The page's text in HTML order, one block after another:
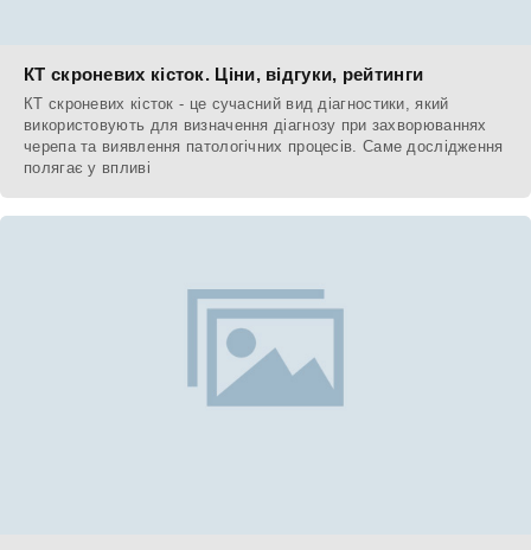
КТ скроневих кісток. Ціни, відгуки, рейтинги
КТ скроневих кісток - це сучасний вид діагностики, який
використовують для визначення діагнозу при захворюваннях
черепа та виявлення патологічних процесів. Саме дослідження
полягає у впливі